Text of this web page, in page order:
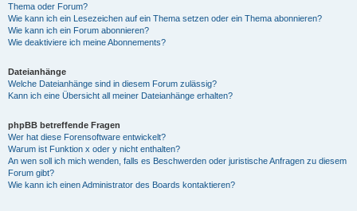
Thema oder Forum?
Wie kann ich ein Lesezeichen auf ein Thema setzen oder ein Thema abonnieren?
Wie kann ich ein Forum abonnieren?
Wie deaktiviere ich meine Abonnements?
Dateianhänge
Welche Dateianhänge sind in diesem Forum zulässig?
Kann ich eine Übersicht all meiner Dateianhänge erhalten?
phpBB betreffende Fragen
Wer hat diese Forensoftware entwickelt?
Warum ist Funktion x oder y nicht enthalten?
An wen soll ich mich wenden, falls es Beschwerden oder juristische Anfragen zu diesem
Forum gibt?
Wie kann ich einen Administrator des Boards kontaktieren?